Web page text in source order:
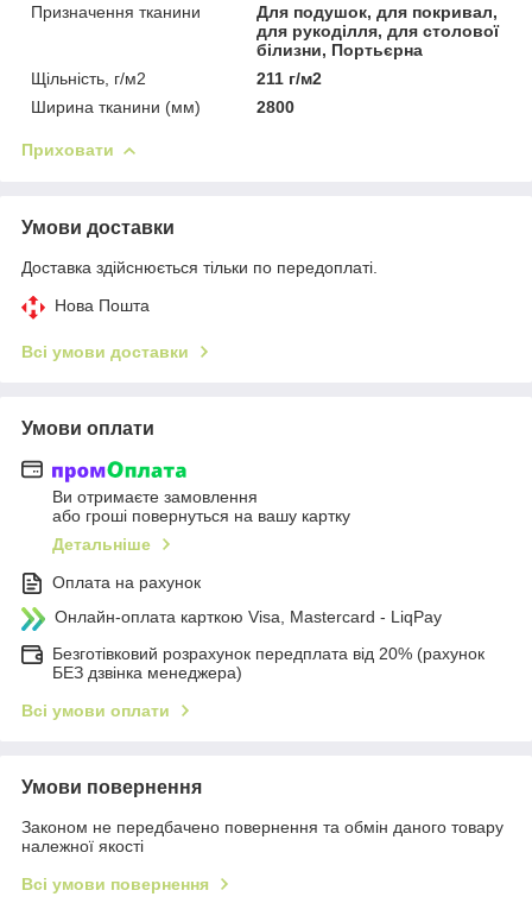
Призначення тканини
Для подушок, для покривал,
для рукоділля, для столової
білизни, Портьєрна
Щільність, г/м2
211 г/м2
Ширина тканини (мм)
2800
Приховати
Умови доставки
Доставка здійснюється тільки по передоплаті.
Нова Пошта
Всі умови доставки
Умови оплати
Ви отримаєте замовлення
або гроші повернуться на вашу картку
Детальніше
Оплата на рахунок
Онлайн-оплата карткою Visa, Mastercard - LiqPay
Безготівковий розрахунок передплата від 20% (рахунок
БЕЗ дзвінка менеджера)
Всі умови оплати
Умови повернення
Законом не передбачено повернення та обмін даного товару
належної якості
Всі умови повернення